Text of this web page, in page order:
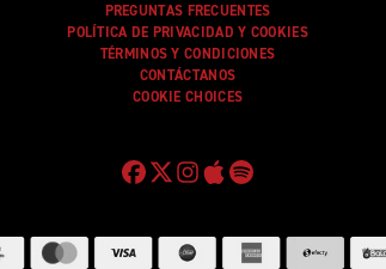
PREGUNTAS FRECUENTES
POLÍTICA DE PRIVACIDAD Y COOKIES
TÉRMINOS Y CONDICIONES
CONTÁCTANOS
COOKIE CHOICES